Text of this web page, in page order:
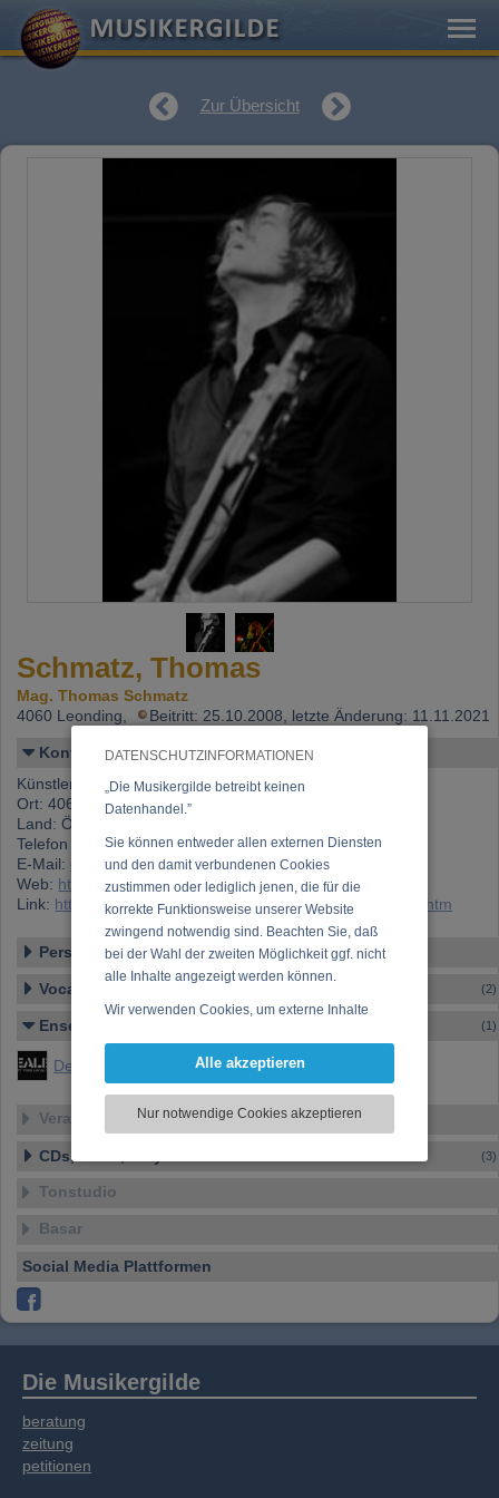
DATENSCHUTZINFORMATIONEN
„Die Musikergilde betreibt keinen
Datenhandel.”
Sie können entweder allen externen Diensten
und den damit verbundenen Cookies
zustimmen oder lediglich jenen, die für die
korrekte Funktionsweise unserer Website
zwingend notwendig sind. Beachten Sie, daß
bei der Wahl der zweiten Möglichkeit ggf. nicht
alle Inhalte angezeigt werden können.
Wir verwenden Cookies, um externe Inhalte
Funktionen für soziale Medien anbieten zu
zu analysieren. Dabei werden ggf.
Informationen zu Ihrer Verwendung unserer
soziale Medien, Werbung und Analysen
weitergegeben. Unsere Partner führen diese
Alle akzeptieren
Nur notwendige Cookies akzeptieren
Zur Übersicht
Schmatz, Thomas
Mag. Thomas Schmatz
4060 Leonding,
Beitritt: 25.10.2008, letzte Änderung: 11.11.2021
Kontakt
Künstlername: Schmatz, Thomas
Ort: 4060 Leonding
Land: Österreich
Telefon 1: +43 (0)676 329 86 01
E-Mail:
office@danubemining.at
Web: https://www.facebook.com/thomas.schmatz
Link: https://www.musikergilde.at/mitglied/thomasschmatz.htm
Personen-Details
Vocal – Instrumental – Komposition... (2)
Ensemble (1)
Dealer
Veranstaltungen
CDs, DVDs, Vinyl (3)
Tonstudio
Basar
Social Media Plattformen
Die Musikergilde
beratung
zeitung
petitionen